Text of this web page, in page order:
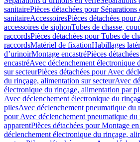
sanitairePièces détachées pour
sanitaireAccessoiresPièces détachées pour
accessoires de siphonTubes de chasse,
raccordsPièces détachées pour Tubes de
raccordsMatériel de fixationHabillages
dʼurinoirMontage encastréPièces
encastréAvec déclenchement électronique
sur secteurPièces détachées pour Avec
du rinçage, alimentation sur secteurAvec
électronique du rinçage, alimentation par
Avec déclenchement électronique du
pilesAvec déclenchement pneumatique du
pour Avec déclenchement pneumatique du
apparentPièces détachées pour Montage
déclenchement électronique du rinçage,